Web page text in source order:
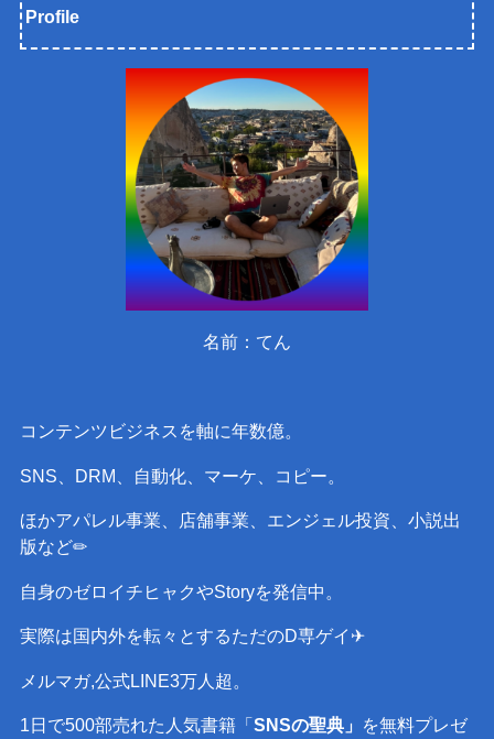
Profile
名前：てん
コンテンツビジネスを軸に年数億。
SNS、DRM、自動化、マーケ、コピー。
ほかアパレル事業、店舗事業、エンジェル投資、小説出
版など✏︎
自身のゼロイチヒャクやStoryを発信中。
実際は国内外を転々とするただのD専ゲイ✈︎
メルマガ,公式LINE3万人超。
1日で500部売れた人気書籍「SNSの聖典」
を無料プレゼ